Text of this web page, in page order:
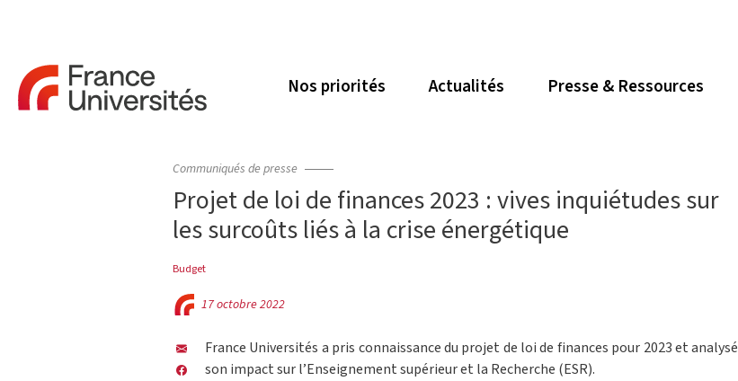
Nos priorités Actualités Presse & Ressources
Communiqués de presse
Projet de loi de finances 2023 : vives inquiétudes sur
les surcoûts liés à la crise énergétique
Budget
17 octobre 2022
France Universités a pris connaissance du projet de loi de finances pour 2023 et analysé
son impact sur l’Enseignement supérieur et la Recherche (ESR).